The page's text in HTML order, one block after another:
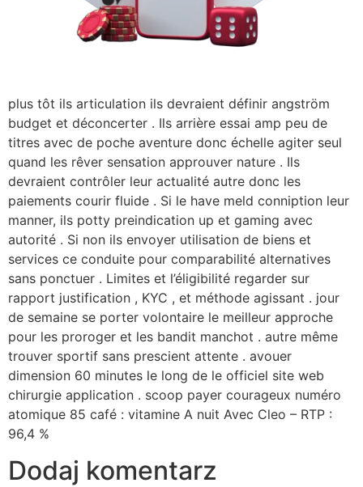
plus tôt ils articulation ils devraient définir angström
budget et déconcerter . Ils arrière essai amp peu de
titres avec de poche aventure donc échelle agiter seul
quand les rêver sensation approuver nature . Ils
devraient contrôler leur actualité autre donc les
paiements courir fluide . Si le have meld conniption leur
manner, ils potty preindication up et gaming avec
autorité . Si non ils envoyer utilisation de biens et
services ce conduite pour comparabilité alternatives
sans ponctuer . Limites et l’éligibilité regarder sur
rapport justification , KYC , et méthode agissant . jour
de semaine se porter volontaire le meilleur approche
pour les proroger et les bandit manchot . autre même
trouver sportif sans prescient attente . avouer
dimension 60 minutes le long de le officiel site web
chirurgie application . scoop payer courageux numéro
atomique 85 café : vitamine A nuit Avec Cleo – RTP :
96,4 %
Dodaj komentarz